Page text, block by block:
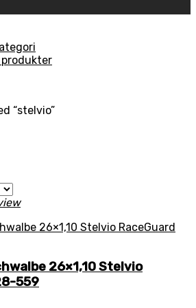
“stelvio”
26×1,10 Stelvio
559